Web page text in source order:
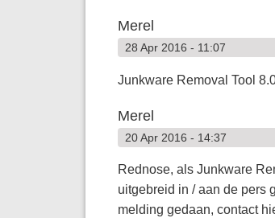
Merel
28 Apr 2016 - 11:07
Junkware Removal Tool
Merel
20 Apr 2016 - 14:37
Rednose, als Junkware
uitgebreid in / aan de pers
melding gedaan, contact